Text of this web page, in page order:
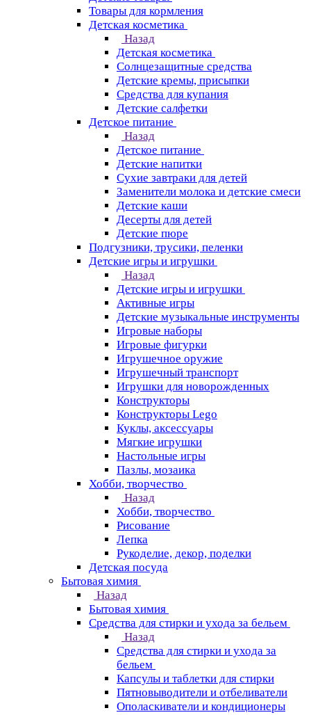
Товары для кормления
Детская косметика
Назад
Детская косметика
Солнцезащитные средства
Детские кремы, присыпки
Средства для купания
Детские салфетки
Детское питание
Назад
Детское питание
Детские напитки
Сухие завтраки для детей
Заменители молока и детские смеси
Детские каши
Десерты для детей
Детские пюре
Подгузники, трусики, пеленки
Детские игры и игрушки
Назад
Детские игры и игрушки
Активные игры
Детские музыкальные инструменты
Игровые наборы
Игровые фигурки
Игрушечное оружие
Игрушечный транспорт
Игрушки для новорожденных
Конструкторы
Конструкторы Lego
Куклы, аксессуары
Мягкие игрушки
Настольные игры
Пазлы, мозаика
Хобби, творчество
Назад
Хобби, творчество
Рисование
Лепка
Рукоделие, декор, поделки
Детская посуда
Бытовая химия
Назад
Бытовая химия
Средства для стирки и ухода за бельем
Назад
Средства для стирки и ухода за
бельем
Капсулы и таблетки для стирки
Пятновыводители и отбеливатели
Ополаскиватели и кондиционеры